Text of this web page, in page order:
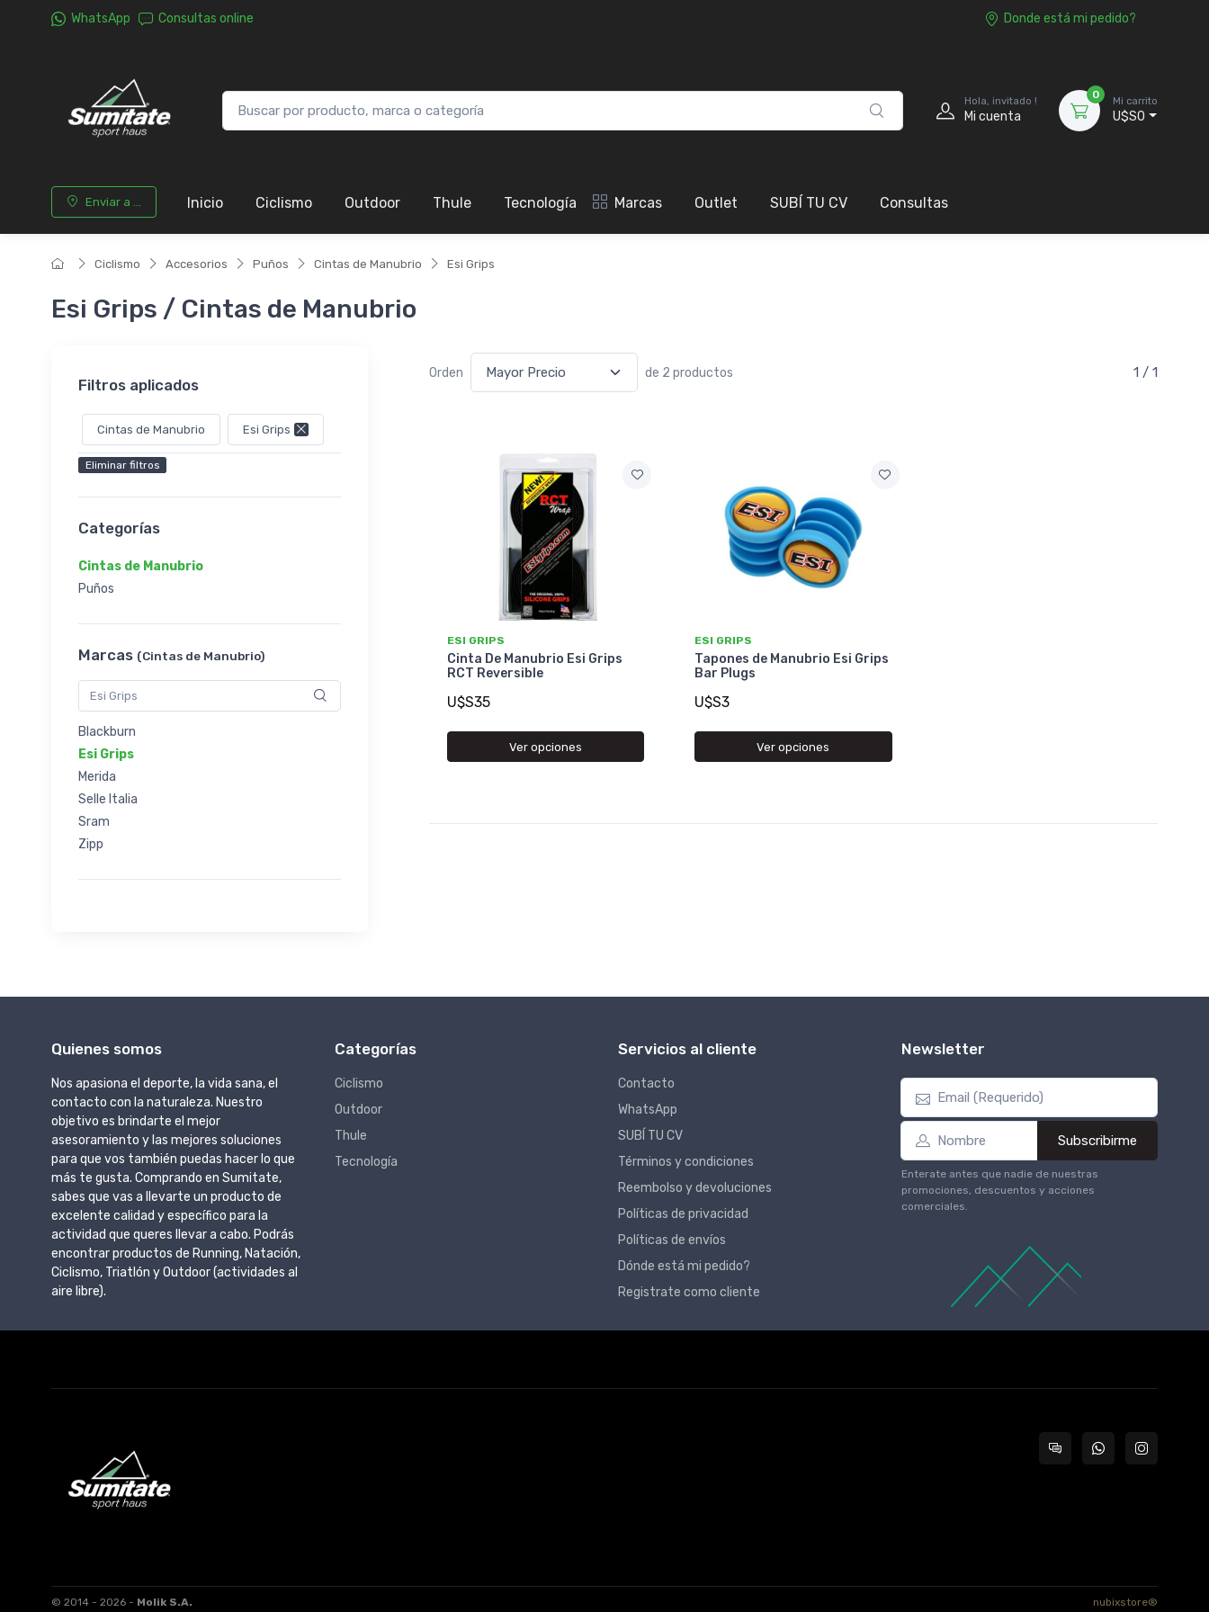
WhatsApp Consultas online Donde está mi pedido?
Hola, invitado !
Mi cuenta
0
Mi carrito
U$S0
Enviar a ... Inicio Ciclismo Outdoor Thule Tecnología Marcas Outlet SUBÍ TU CV Consultas
Ciclismo Accesorios Puños Cintas de Manubrio Esi Grips
Esi Grips / Cintas de Manubrio
Filtros aplicados
Cintas de Manubrio Esi Grips
Eliminar filtros
Categorías
Cintas de Manubrio
Puños
Marcas (Cintas de Manubrio)
Blackburn
Esi Grips
Merida
Selle Italia
Sram
Zipp
Orden de 2 productos 1 / 1
ESI GRIPS
Cinta De Manubrio Esi Grips
RCT Reversible
U$S35
Ver opciones
ESI GRIPS
Tapones de Manubrio Esi Grips
Bar Plugs
U$S3
Ver opciones
Quienes somos
Nos apasiona el deporte, la vida sana, el
contacto con la naturaleza. Nuestro
objetivo es brindarte el mejor
asesoramiento y las mejores soluciones
para que vos también puedas hacer lo que
más te gusta. Comprando en Sumitate,
sabes que vas a llevarte un producto de
excelente calidad y específico para la
actividad que queres llevar a cabo. Podrás
encontrar productos de Running, Natación,
Ciclismo, Triatlón y Outdoor (actividades al
aire libre).
Categorías
Ciclismo
Outdoor
Thule
Tecnología
Servicios al cliente
Contacto
WhatsApp
SUBÍ TU CV
Términos y condiciones
Reembolso y devoluciones
Políticas de privacidad
Políticas de envíos
Dónde está mi pedido?
Registrate como cliente
Newsletter
Subscribirme
Enterate antes que nadie de nuestras
promociones, descuentos y acciones
comerciales.
© 2014 - 2026 - Molik S.A. nubixstore®